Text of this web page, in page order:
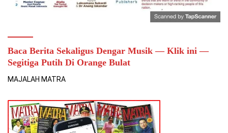
Baca Berita Sekaligus Dengar Musik — Klik ini —
Segitiga Putih Di Orange Bulat
MAJALAH MATRA